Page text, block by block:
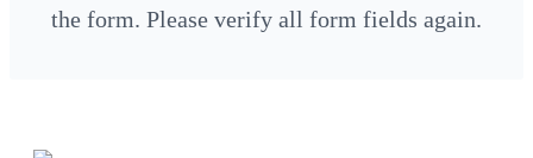
the form. Please verify all form fields again.